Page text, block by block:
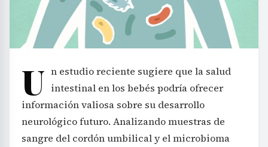
U n estudio reciente sugiere que la salud
intestinal en los bebés podría ofrecer
información valiosa sobre su desarrollo
neurológico futuro. Analizando muestras de
sangre del cordón umbilical y el microbioma